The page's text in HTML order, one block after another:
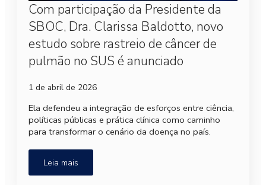
Com participação da Presidente da
SBOC, Dra. Clarissa Baldotto, novo
estudo sobre rastreio de câncer de
pulmão no SUS é anunciado
1 de abril de 2026
Ela defendeu a integração de esforços entre ciência,
políticas públicas e prática clínica como caminho
para transformar o cenário da doença no país.
Leia mais